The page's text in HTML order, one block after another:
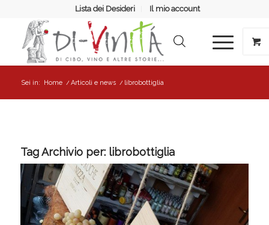
Lista dei Desideri Il mio account
Sei in: Home / Articoli e news / librobottiglia
Tag Archivio per: librobottiglia